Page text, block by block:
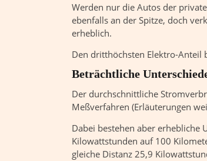
Werden nur die Autos der
ebenfalls an der Spitze, doch
erheblich.
Den dritthöchsten Elektro-Anteil
Beträchtliche
Der durchschnittliche
Meßverfahren (Erläuterungen
Dabei bestehen aber erhebliche
Kilowattstunden auf 100
gleiche Distanz 25,9